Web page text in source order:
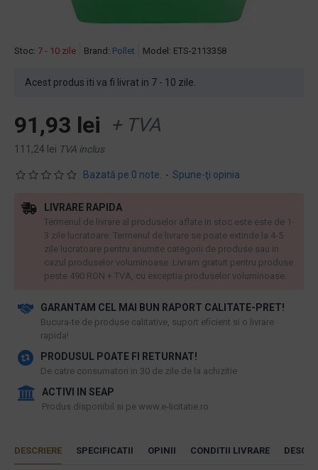
Stoc: 7 - 10 zile Brand: Pollet Model: ETS-2113358
Acest produs iti va fi livrat in 7 - 10 zile.
Bazată pe 0 note. - Spune-ţi opinia
91,93 lei + TVA
111,24 lei TVA inclus
GARANTAM CEL MAI BUN RAPORT CALITATE-PRET!
​Bucura-te de produse calitative, suport eficient si o livrare
rapida!
PRODUSUL POATE FI RETURNAT!
De catre consumatori in 30 de zile de la achizitie
ACTIVI IN SEAP
Produs disponibil si pe www.e-licitatie.ro
LIVRARE RAPIDA
Termenul de livrare al produselor aflate in stoc este este de 1-
3 zile lucratoare. Termenul de livrare se poate extinde la 4-5
zile lucratoare pentru anumite categorii de produse sau in
cazul produselor voluminoase. Livram gratuit pentru produse
peste 490 RON + TVA, cu exceptia produselor voluminoase.
DESCRIERE SPECIFICATII OPINII CONDITII LIVRARE